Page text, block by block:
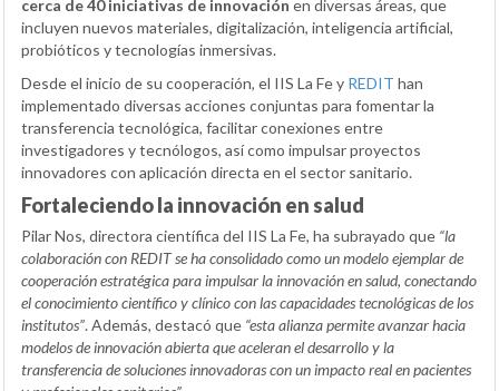
cerca de 40 iniciativas de innovación en diversas áreas, que
incluyen nuevos materiales, digitalización, inteligencia artificial,
probióticos y tecnologías inmersivas.
Desde el inicio de su cooperación, el IIS La Fe y REDIT han
implementado diversas acciones conjuntas para fomentar la
transferencia tecnológica, facilitar conexiones entre
investigadores y tecnólogos, así como impulsar proyectos
innovadores con aplicación directa en el sector sanitario.
Fortaleciendo la innovación en salud
Pilar Nos, directora científica del IIS La Fe, ha subrayado que “la
colaboración con REDIT se ha consolidado como un modelo ejemplar de
cooperación estratégica para impulsar la innovación en salud, conectando
el conocimiento científico y clínico con las capacidades tecnológicas de los
institutos”. Además, destacó que “esta alianza permite avanzar hacia
modelos de innovación abierta que aceleran el desarrollo y la
transferencia de soluciones innovadoras con un impacto real en pacientes